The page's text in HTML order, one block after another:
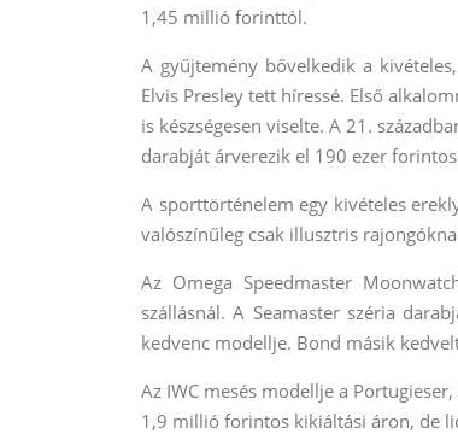
1,45 millió forinttól.
A gyűjtemény bővelkedik a
Elvis Presley tett híressé. Első
is készségesen viselte. A 21.
darabját árverezik el 190 ezer
A sporttörténelem egy kivételes
valószínűleg csak illusztris
Az Omega Speedmaster
szállásnál. A Seamaster széria
kedvenc modellje. Bond másik
Az IWC mesés modellje a
1,9 millió forintos kikiáltási áron, de